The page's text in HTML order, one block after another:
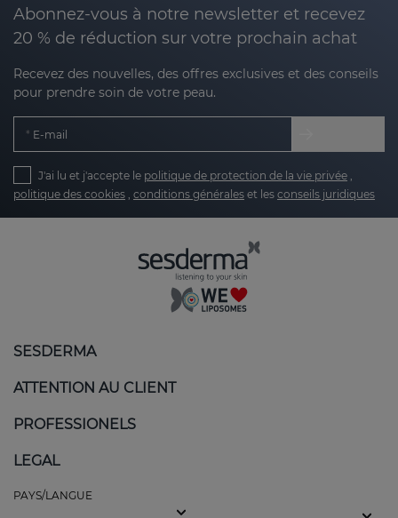
Abonnez-vous à notre newsletter et recevez
20 % de réduction sur votre prochain achat
Recevez des nouvelles, des offres exclusives et des conseils
pour prendre soin de votre peau.
E-mail
J'ai lu et j'accepte le politique de protection de la vie privée ,
politique des cookies , conditions générales et les conseils juridiques
SESDERMA
ATTENTION AU CLIENT
PROFESSIONELS
LEGAL
PAYS/LANGUE